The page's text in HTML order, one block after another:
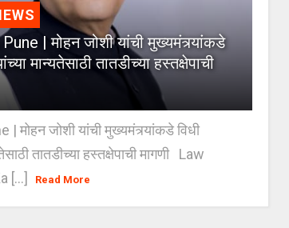
| मोहन जोशी यांची मुख्यमंत्र्यांकडे
मान्यतेसाठी तातडीच्या हस्तक्षेपाची
मोहन जोशी यांची मुख्यमंत्र्यांकडे विधी
तातडीच्या हस्तक्षेपाची मागणी Law
[...]
Read More